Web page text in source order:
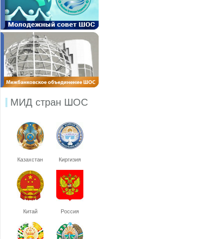
МИД стран ШОС
Казахстан Киргизия
Китай Россия